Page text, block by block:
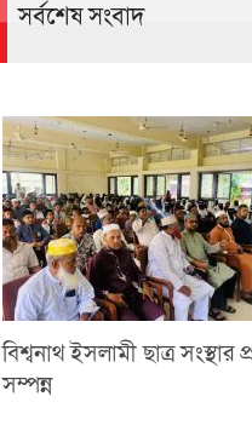
সর্বশেষ সংবাদ
বিশ্বনাথ ইসলামী ছাত্র সংস্থার
সম্পন্ন